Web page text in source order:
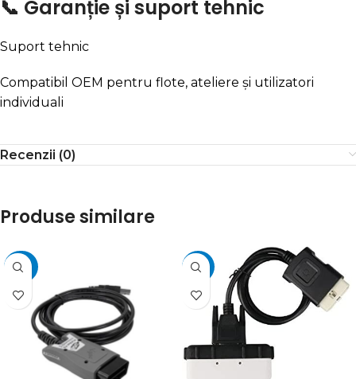
📞 Garanție și suport tehnic
Suport tehnic
Compatibil OEM pentru flote, ateliere și utilizatori
individuali
Recenzii (0)
Produse similare
-30% -25%